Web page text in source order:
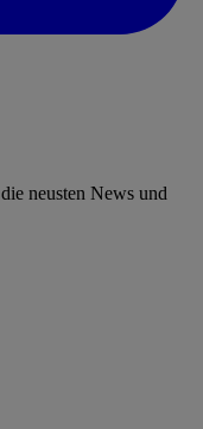
neusten News und